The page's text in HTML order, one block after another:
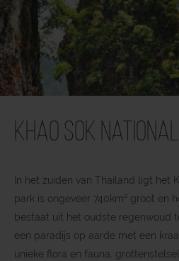
Khao Sok
In het zuiden van Thailand ligt het
park is ongeveer 740km² groot en
bestaat uit het oudste regenwoud
een paradijs op aarde met een
unieke flora en fauna,